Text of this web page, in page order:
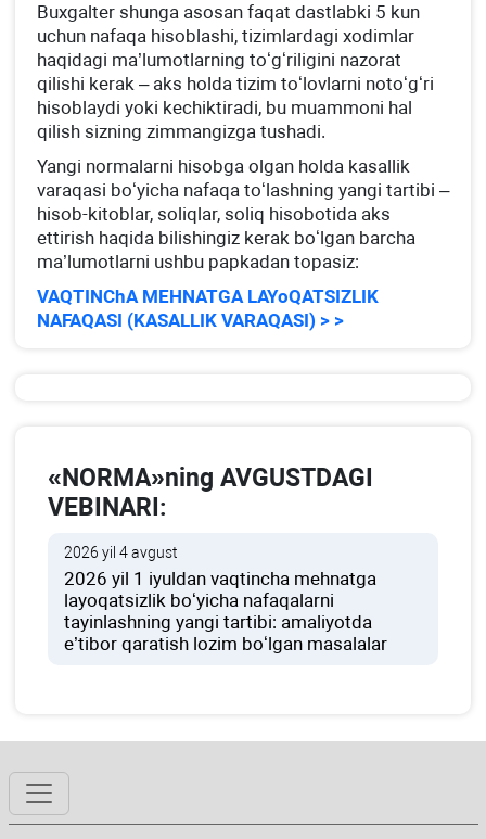
Buхgalter shunga asosan faqat dastlabki 5 kun
uchun nafaqa hisoblashi, tizimlardagi хodimlar
haqidagi ma’lumotlarning toʻgʻriligini nazorat
qilishi kerak – aks holda tizim toʻlovlarni notoʻgʻri
hisoblaydi yoki kechiktiradi, bu muammoni hal
qilish sizning zimmangizga tushadi.
Yangi normalarni hisobga olgan holda kasallik
varaqasi boʻyicha nafaqa toʻlashning yangi tartibi –
hisob-kitoblar, soliqlar, soliq hisobotida aks
ettirish haqida bilishingiz kerak boʻlgan barcha
ma’lumotlarni ushbu papkadan topasiz:
VAQTINChA MEHNATGA LAYoQATSIZLIK
NAFAQASI (KASALLIK VARAQASI) > >
«NORMA»ning AVGUSTDAGI
VEBINARI:
2026 yil 4 avgust
2026 yil 1 iyuldan vaqtincha mehnatga
layoqatsizlik boʻyicha nafaqalarni
tayinlashning yangi tartibi: amaliyotda
e’tibor qaratish lozim boʻlgan masalalar